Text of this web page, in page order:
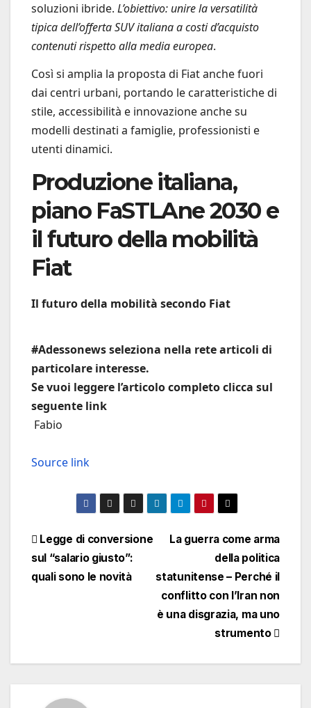
soluzioni ibride. L’obiettivo: unire la versatilità
tipica dell’offerta SUV italiana a costi d’acquisto
contenuti rispetto alla media europea.
Così si amplia la proposta di Fiat anche fuori
dai centri urbani, portando le caratteristiche di
stile, accessibilità e innovazione anche su
modelli destinati a famiglie, professionisti e
utenti dinamici.
Produzione italiana,
piano FaSTLAne 2030 e
il futuro della mobilità
Fiat
Il futuro della mobilità secondo Fiat
#Adessonews seleziona nella rete articoli di
particolare interesse.
Se vuoi leggere l’articolo completo clicca sul
seguente link
Fabio
Source link
Navigazione
articoli
La guerra come arma
della politica
statunitense – Perché il
conflitto con l’Iran non
è una disgrazia, ma uno
strumento
Legge di conversione
sul “salario giusto”:
quali sono le novità